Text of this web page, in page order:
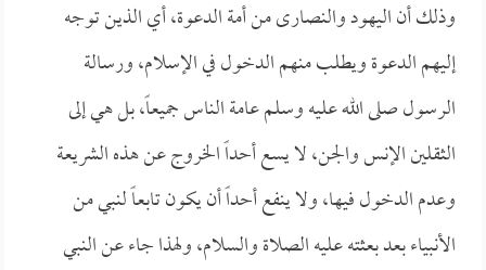
وذلك أن اليهود والنصارى من أمة الدعوة، أي الذين توجه
إليهم الدعوة ويطلب منهم الدخول في الإسلام، ورسالة
الرسول صلى الله عليه وسلم عامة الناس جميعاً، بل هي إلى
الثقلين الإنس والجن، لا يسع أحداً الخروج عن هذه الشريعة
وعدم الدخول فيها، ولا ينفع أحداً أن يكون تابعاً لنبي من
الأنبياء بعد بعثته عليه الصلاة والسلام، ولهذا جاء عن النبي